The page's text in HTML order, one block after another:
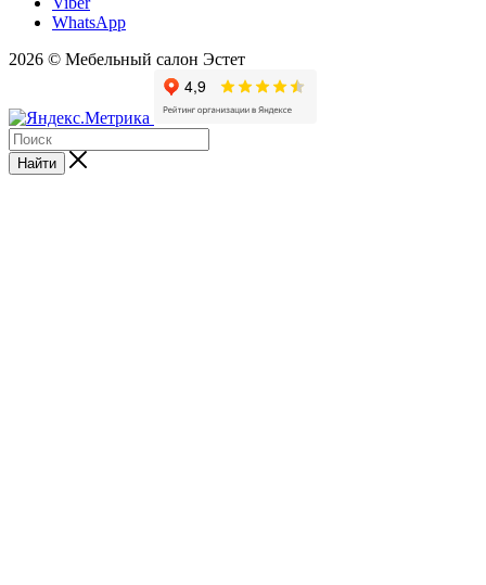
WhatsApp
2026 © Мебельный салон Эстет
Найти